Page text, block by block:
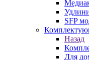
SFP
Назад
Для